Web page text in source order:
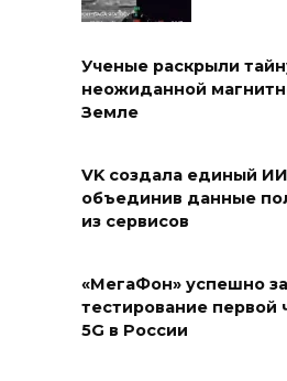
Ученые раскрыли
неожиданной
Земле
VK создала единый
объединив данные
из сервисов
«МегаФон» успешно
тестирование первой
5G в России